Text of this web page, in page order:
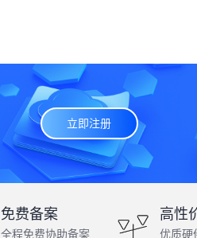
立即注册
免费备案
全程免费协助备案
高性
优质硬